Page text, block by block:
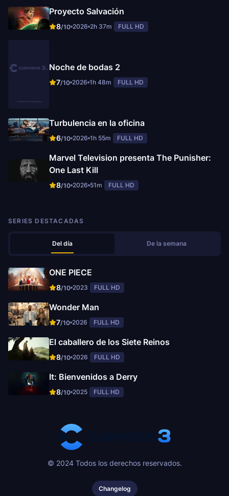
Proyecto Salvación
8/10 2026 2h 37m FULL HD
Noche de bodas 2
7/10 2026 1h 48m FULL HD
Turbulencia en la oficina
6/10 2026 1h 55m FULL HD
Marvel Television presenta The Punisher:
One Last Kill
8/10 2026 51m FULL HD
SERIES DESTACADAS
Del día De la semana
ONE PIECE
8/10 2023 FULL HD
Wonder Man
7/10 2026 FULL HD
El caballero de los Siete Reinos
8/10 2026 FULL HD
It: Bienvenidos a Derry
8/10 2025 FULL HD
© 2024 Todos los derechos reservados.
Changelog